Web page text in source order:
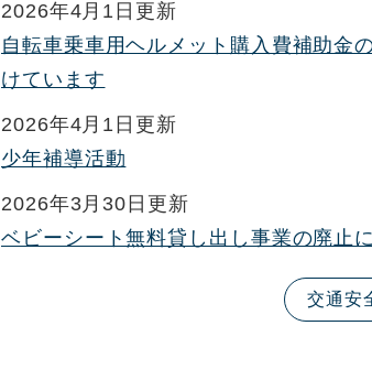
2026年4月1日更新
自転車乗車用ヘルメット購入費補助金
けています
2026年4月1日更新
少年補導活動
2026年3月30日更新
ベビーシート無料貸し出し事業の廃止
交通安